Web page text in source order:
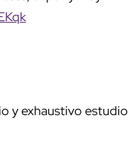
y exhaustivo estudio